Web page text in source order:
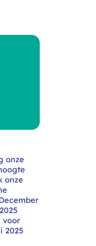
onze
onze
voor
2025